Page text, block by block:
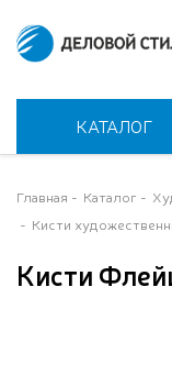
КАТАЛОГ
Главная Каталог
Кисти
Кисти